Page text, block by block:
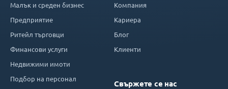
Малък и среден бизнес
Предприятие
Ритейл търговци
Финансови услуги
Недвижими имоти
Подбор на персонал
Компания
Кариера
Блог
Клиенти
Свържете се нас